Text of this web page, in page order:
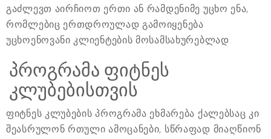
გაძლევთ აირჩიოთ ერთი ან რამდენიმე უცხო ენა,
რომლებიც ერთდროულად გამოიყენება
უცხოენოვანი კლიენტების მოსამსახურებლად.
პროგრამა ფიტნეს
კლუბებისთვის
ფიტნეს კლუბების პროგრამა ეხმარება ქალებსაც კი
შეასრულონ რთული ამოცანები, სწრაფად მიაღწიონ